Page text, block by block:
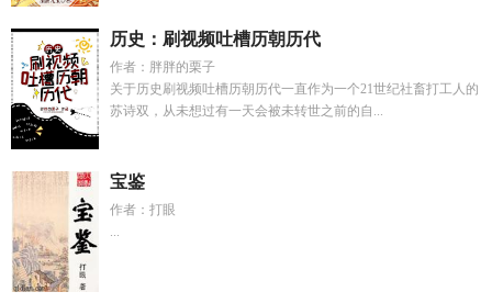
历史：刷视频吐槽历朝历代
作者：胖胖的栗子
关于历史刷视频吐槽历朝历代一直作为一个21世纪社畜打工人的
苏诗双，从未想过有一天会被未转世之前的自...
宝鉴
作者：打眼
...